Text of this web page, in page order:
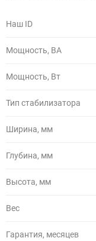
Наш ID
Мощность, ВА
Мощность, Вт
Тип стабилизатора
Ширина, мм
Глубина, мм
Высота, мм
Вес
Гарантия, месяцев